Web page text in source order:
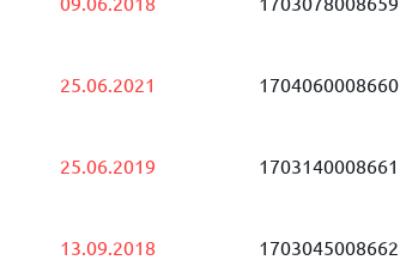
25.06.2021 1704060008660
25.06.2019 1703140008661
13.09.2018 1703045008662